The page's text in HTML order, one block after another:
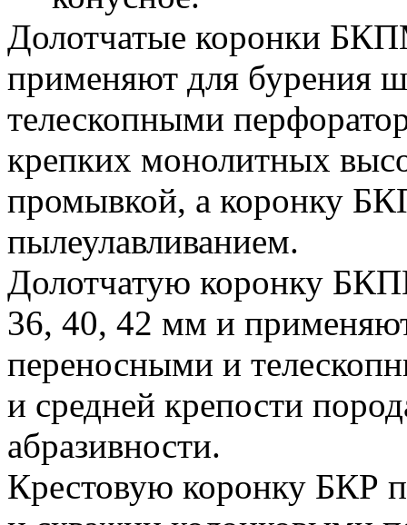
Долотчатые коронки
применяют для бурения
телескопными
крепких монолитных
промывкой, а коронку
пылеулавливанием.
Долотчатую коронку
36, 40, 42 мм и
переносными и
и средней крепости
абразивности.
Крестовую коронку БКР